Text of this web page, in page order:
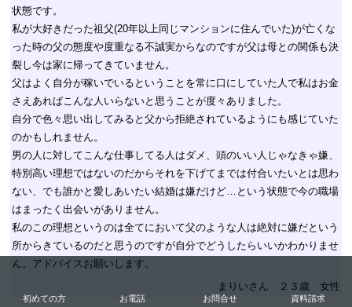
初めての方 お電話 お問合せ 資料請求
状態です。
私が大好きだった祖父(20年以上同じマンションに住んでいた)が亡くな
った時の父の態度や度重なる不誠実からなのですが父は母との関係も決
裂し今は家に帰ってきていません。
父はよく自分が稼いでいるということを常に口にしていた人で私はお金
さえあればこんな人いらないと思うことが度々ありました。
自分で色々思い出してみると父から拒絶されているようにも感じていた
のかもしれません。
男の人に対してこんな仕事してる人はダメ、頭のいい人じゃなきゃ嫌、
特別高い理想ではないのだからそれを下げてまでは付合いたいとは思わ
ない、でも誰かと愛しあいたい結婚は嫌だけど…という状態で今の職場
はまったく出会いがありません。
私のこの理想というのは全てにおいて父のような人は絶対に嫌だという
所からきているのだと思うのですが自分でどうしたらいいかわかりませ
ん。アドバイスお願いします。
まりいさん ２３歳 女性